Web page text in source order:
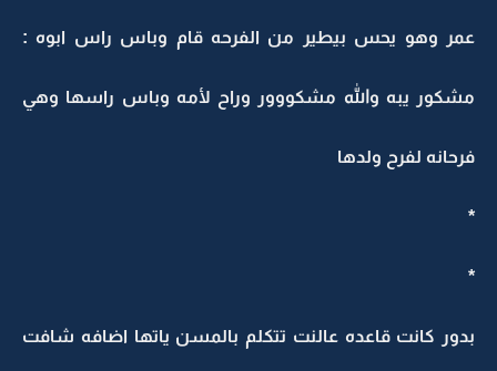
عمر وهو يحس بيطير من الفرحه قام وباس راس ابوه :
مشكور يبه والله مشكووور وراح لأمه وباس راسها وهي
فرحانه لفرح ولدها
*
*
بدور كانت قاعده عالنت تتكلم بالمسن ياتها اضافه شافت